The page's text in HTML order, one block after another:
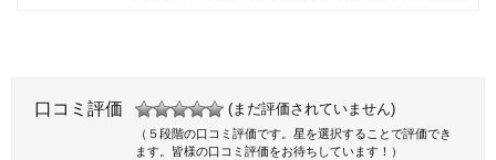
口コミ評価 (まだ評価されていません)
（５段階の口コミ評価です。星を選択することで評価でき
ます。皆様の口コミ評価をお待ちしています！）